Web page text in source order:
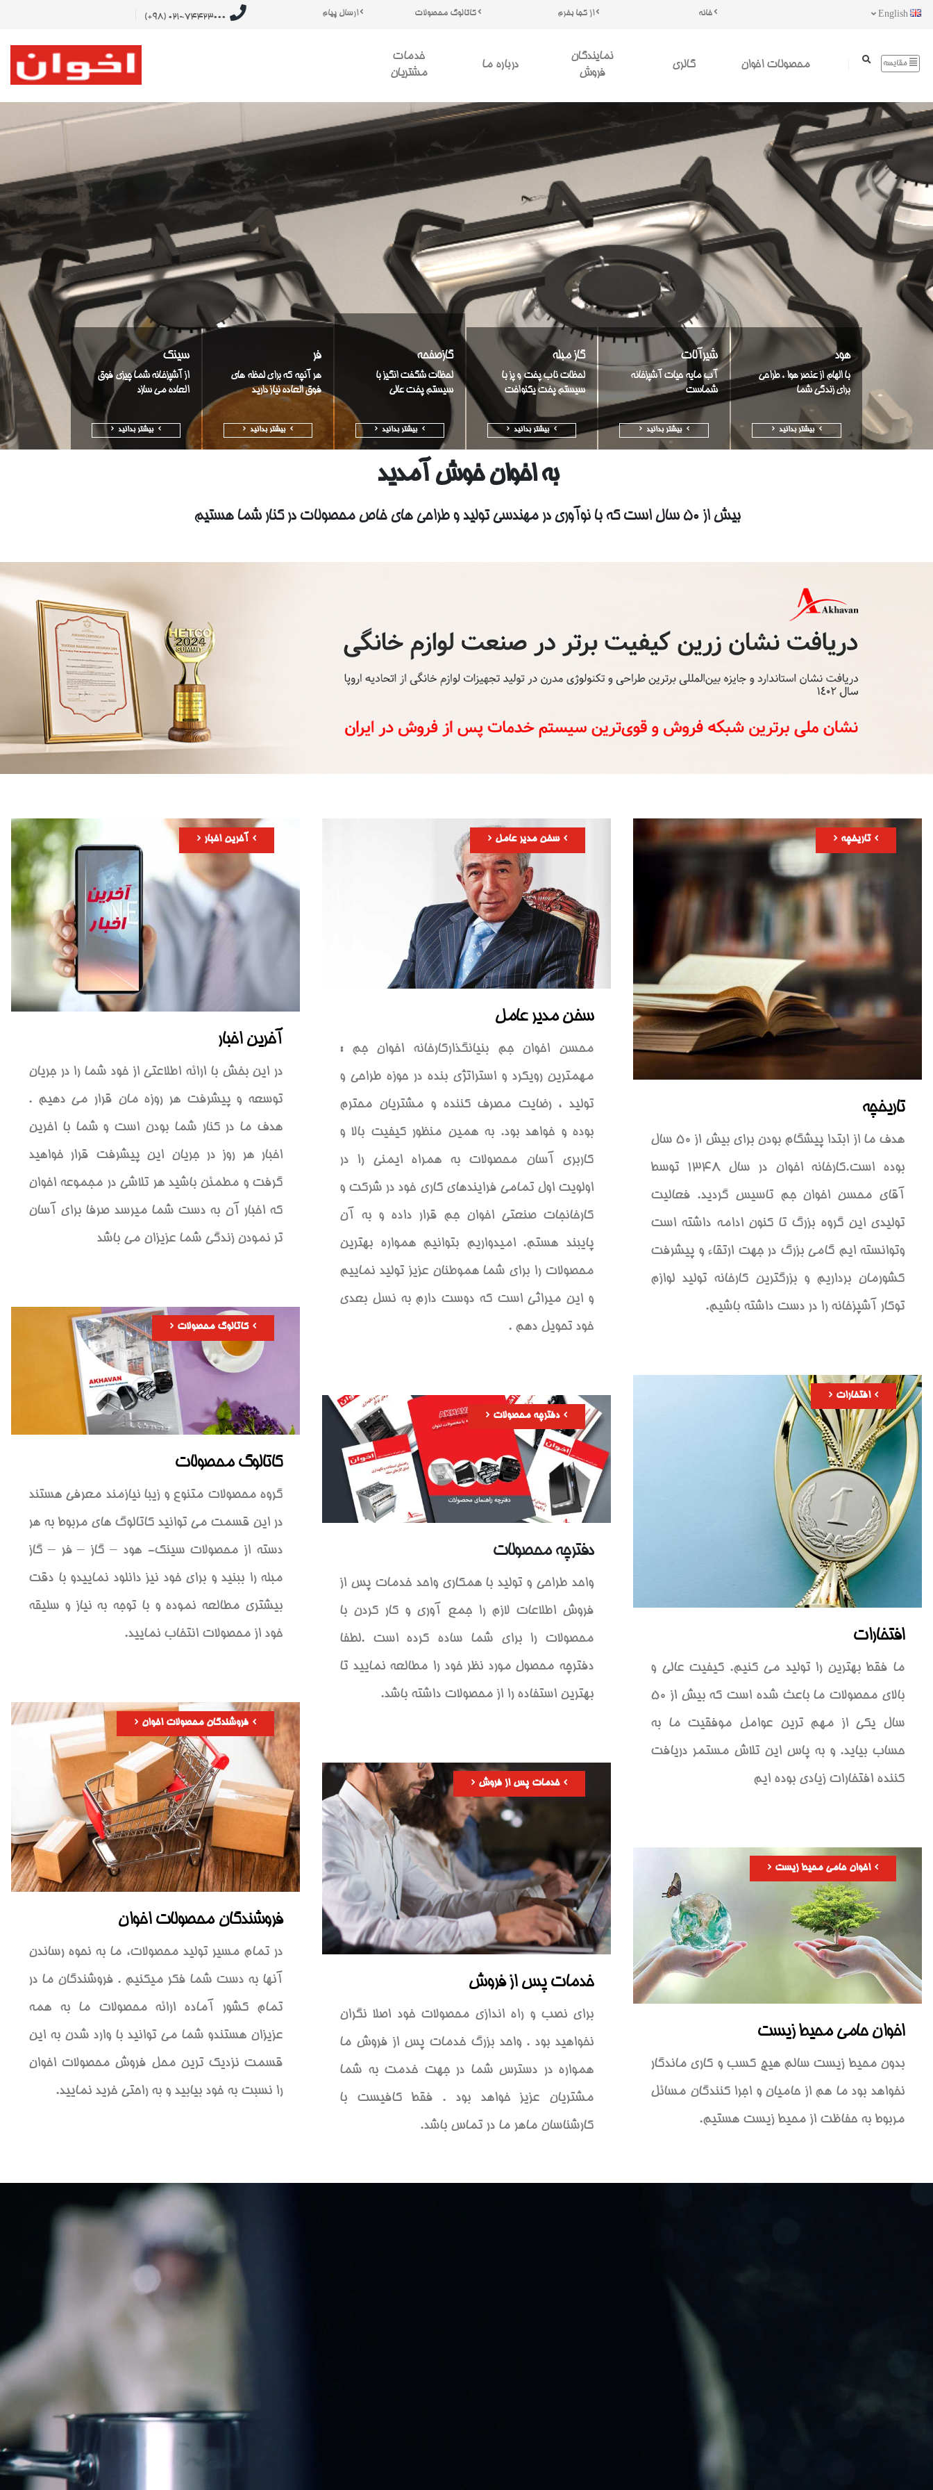
ارسال پیام کاتالوگ محصولات از کجا بخرم خانه
خدمات
مشتریان
درباره ما
نمایندگان
فروش
گالری محصولات اخوان مقایسه
سینک
از آشپزخانه شما چیزی فوق
العاده می سازد
بیشتر بدانید
فر
هر آنچه که برای لحظه های
فوق العاده نیاز دارید
بیشتر بدانید
گازصفحه
لحظات شگفت انگیز با
سیستم پخت عالی
بیشتر بدانید
گاز مبله
لحظات ناب پخت و پز با
سیستم پخت یکنواخت
بیشتر بدانید
شیرآلات
آب مایه حیات آشپزخانه
شماست
بیشتر بدانید
هود
با الهام از عنصر هوا ، طراحی
برای زندگی شما
بیشتر بدانید
به اخوان خوش آمدید
بیش از 50 سال است که با نوآوری در مهندسی تولید و طراحی های خاص محصولات در کنار شما هستیم
آخرین اخبار
آخرین اخبار
در این بخش با ارائه اطلاعتی از خود شما را در جریان
توسعه و پیشرفت هر روزه مان قرار می دهیم .
هدف ما در کنار شما بودن است و شما با اخرین
اخبار هر روز در جریان این پیشرفت قرار خواهید
گرفت و مطمئن باشید هر تلاشی در مجموعه اخوان
که اخبار آن به دست شما میرسد صرفا برای آسان
تر نمودن زندگی شما عزیزان می باشد
سخن مدیر عامل
سخن مدیر عامل
محسن اخوان جم بنیانگذارکارخانه اخوان جم :
مهمترين رويكرد و استراتژي بنده در حوزه طراحي و
توليد ،‌ رضايت مصرف كننده و مشتريان محترم
بوده و خواهد بود. به همين منظور كيفيت بالا و
كاربري آسان محصولات به همراه ايمني را در
اولويت اول تمامي فرايندهاي كاري خود در شركت و
كارخانجات صنعتي اخوان جم قرار داده و به آن
پايبند هستم. امیدواریم بتوانیم همواره بهترین
محصولات را برای شما هموطنان عزیز تولید نماییم
و این میراثی است که دوست دارم به نسل بعدی
خود تحویل دهم .
تاریخچه
تاریخچه
هدف ما از ابتدا پیشگام بودن برای بیش از 50 سال
بوده است.کارخانه اخوان در سال 1348 توسط
آقاي محسن اخوان جم تاسيس گرديد. فعاليت
توليدي اين گروه بزرگ تا کنون ادامه داشته است
وتوانسته ایم گامی بزرگ در جهت ارتقاء و پیشرفت
کشورمان برداریم و بزرگترین کارخانه تولید لوازم
توکار آشپزخانه را در دست داشته باشیم.
کاتالوگ محصولات
کاتالوگ محصولات
گروه محصولات متنوع و زیبا نیازمند معرفی هستند
در این قسمت می توانید کاتالوگ های مربوط به هر
دسته از محصولات سینک- هود – گاز – فر – گاز
مبله را ببنید و برای خود نیز دانلود نماییدو با دقت
بیشتری مطالعه نموده و با توجه به نیاز و سلیقه
خود از محصولات انتخاب نمایید.
افتخارات
افتخارات
ما فقط بهترین را تولید می کنیم. کیفیت عالی و
بالای محصولات ما باعث شده است که بیش از 50
سال یکی از مهم ترین عوامل موفقیت ما به
حساب بیاید. و به پاس این تلاش مستمر دریافت
کننده افتخارات زیادی بوده ایم
دفترچه محصولات
دفترچه محصولات
واحد طراحی و تولید با همکاری واحد خدمات پس از
فروش اطلاعات لازم را جمع آوری و کار کردن با
محصولات را برای شما ساده کرده است .لطفا
دفترچه محصول مورد نظر خود را مطالعه نمایید تا
بهترین استفاده را از محصولات داشته باشد.
فروشندگان محصولات اخوان
فروشندگان محصولات اخوان
در تمام مسیر تولید محصولات، ما به نحوه رساندن
آنها به دست شما فکر میکنیم . فروشندگان ما در
تمام کشور آماده ارائه محصولات ما به همه
عزیزان هستندو شما می توانید با وارد شدن به این
قسمت نزدیک ترین محل فروش محصولات اخوان
را نسبت به خود بیابید و به راحتی خرید نمایید.
خدمات پس از فروش
خدمات پس از فروش
برای نصب و راه اندازی محصولات خود اصلا نگران
نخواهید بود . واحد بزرگ خدمات پس از فروش ما
همواره در دسترس شما در جهت خدمت به شما
مشتریان عزیز خواهد بود . فقط کافیست با
کارشناسان ماهر ما در تماس باشد.
اخوان حامی محیط زیست
اخوان حامی محیط زیست
بدون محیط زیست سالم هیچ کسب و کاری ماندگار
نخواهد بود ما هم از حامیان و اجرا کنندگان مسائل
مربوط به حفاظت از محیط زیست هستیم.